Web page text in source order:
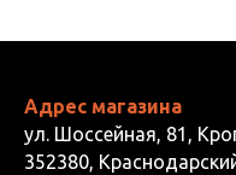
Адрес магазина
ул. Шоссейная, 81,
352380,